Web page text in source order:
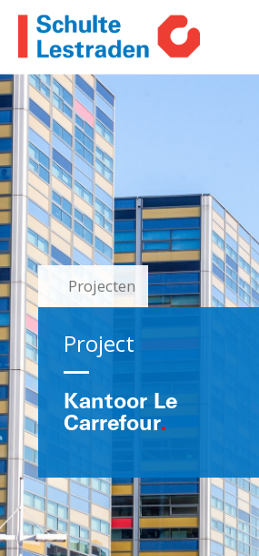
Projecten
Kantoor Le
Carrefour.
Project